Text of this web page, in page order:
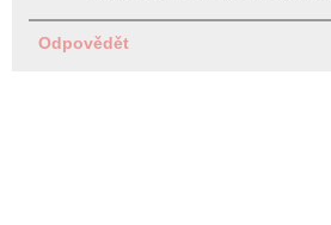
Odpovědět